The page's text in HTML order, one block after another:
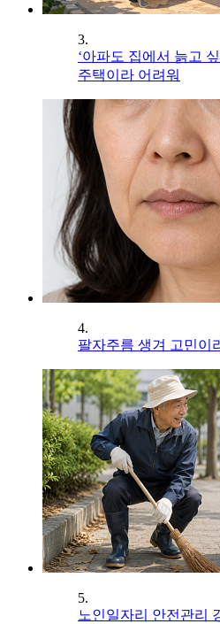
3.
‘아파도 집에서 늙고
주택이라 어려워
4.
팔자주름 생겨 고민이
5.
노인일자리 안전관리